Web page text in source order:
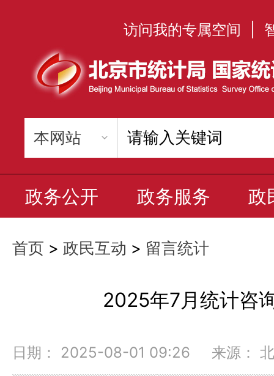
访问我的专属空间
政务公开 政务服务 政
首页 > 政民互动 > 留言统计
2025年7月统计咨
日期： 2025-08-01 09:26 来源： 北